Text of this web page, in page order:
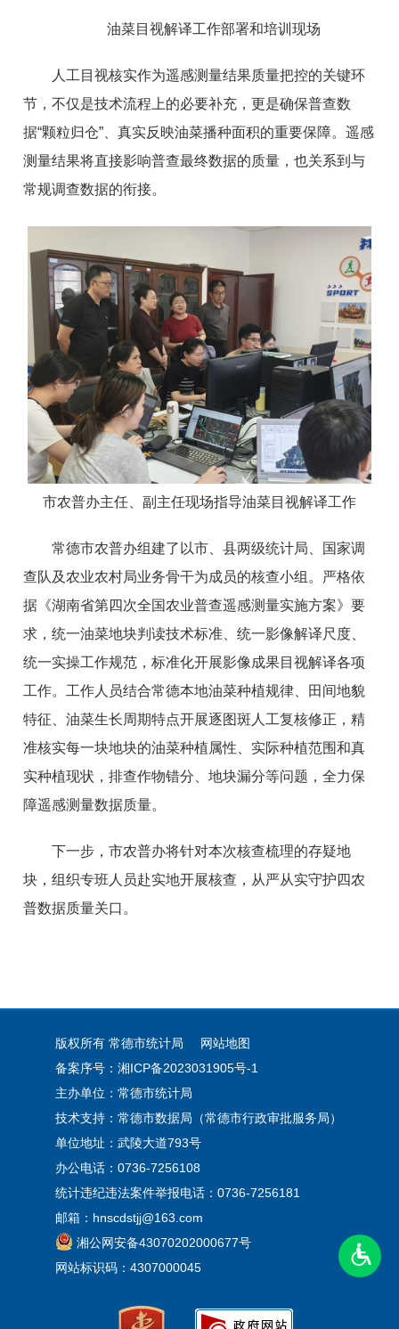
油菜目视解译工作部署和培训现场
人工目视核实作为遥感测量结果质量把控的关键环
节，不仅是技术流程上的必要补充，更是确保普查数
据“颗粒归仓”、真实反映油菜播种面积的重要保障。遥感
测量结果将直接影响普查最终数据的质量，也关系到与
常规调查数据的衔接。
市农普办主任、副主任现场指导油菜目视解译工作
常德市农普办组建了以市、县两级统计局、国家调
查队及农业农村局业务骨干为成员的核查小组。严格依
据《湖南省第四次全国农业普查遥感测量实施方案》要
求，统一油菜地块判读技术标准、统一影像解译尺度、
统一实操工作规范，标准化开展影像成果目视解译各项
工作。工作人员结合常德本地油菜种植规律、田间地貌
特征、油菜生长周期特点开展逐图斑人工复核修正，精
准核实每一块地块的油菜种植属性、实际种植范围和真
实种植现状，排查作物错分、地块漏分等问题，全力保
障遥感测量数据质量。
下一步，市农普办将针对本次核查梳理的存疑地
块，组织专班人员赴实地开展核查，从严从实守护四农
普数据质量关口。
版权所有 常德市统计局
网站地图
备案序号：湘ICP备2023031905号-1
主办单位：常德市统计局
技术支持：常德市数据局（常德市行政审批服务局）
单位地址：武陵大道793号
办公电话：0736-7256108
统计违纪违法案件举报电话：0736-7256181
邮箱：hnscdstjj@163.com
湘公网安备43070202000677号
网站标识码：4307000045